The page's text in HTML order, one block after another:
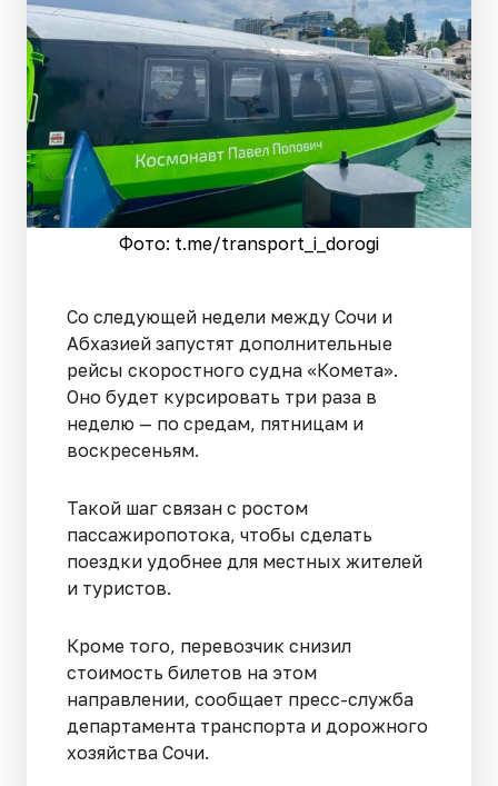
Фото: t.me/transport_i_dorogi
Со следующей недели между Сочи и
Абхазией запустят дополнительные
рейсы скоростного судна «Комета».
Оно будет курсировать три раза в
неделю — по средам, пятницам и
воскресеньям.
Такой шаг связан с ростом
пассажиропотока, чтобы сделать
поездки удобнее для местных жителей
и туристов.
Кроме того, перевозчик снизил
стоимость билетов на этом
направлении, сообщает пресс-служба
департамента транспорта и дорожного
хозяйства Сочи.